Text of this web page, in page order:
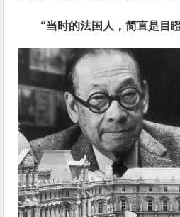
“当时的法国人，简直是目